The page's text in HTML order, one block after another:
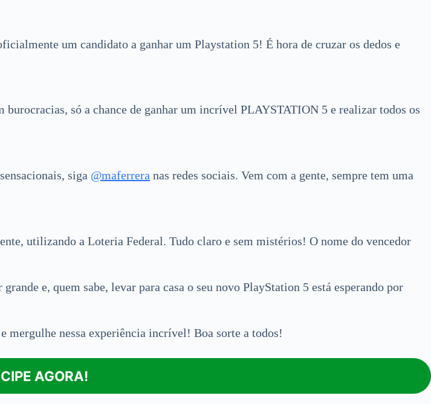
um candidato a ganhar um Playstation 5! É hora de cruzar os dedos e
só a chance de ganhar um incrível PLAYSTATION 5 e realizar todos os
siga @maferrera nas redes sociais. Vem com a gente, sempre tem uma
utilizando a Loteria Federal. Tudo claro e sem mistérios! O nome do vencedor
e, quem sabe, levar para casa o seu novo PlayStation 5 está esperando por
mergulhe nessa experiência incrível! Boa sorte a todos!
AGORA!